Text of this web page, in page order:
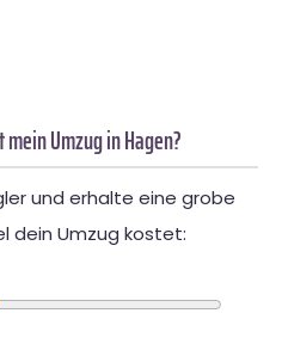
Umzug in Hagen?
und erhalte eine grobe
dein Umzug kostet: